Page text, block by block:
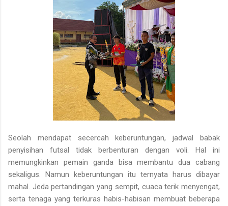
Seolah mendapat secercah keberuntungan, jadwal babak
penyisihan futsal tidak berbenturan dengan voli. Hal ini
memungkinkan pemain ganda bisa membantu dua cabang
sekaligus. Namun keberuntungan itu ternyata harus dibayar
mahal. Jeda pertandingan yang sempit, cuaca terik menyengat,
serta tenaga yang terkuras habis-habisan membuat beberapa